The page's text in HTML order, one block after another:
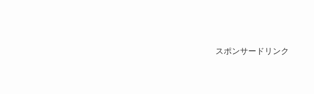
スポンサードリンク